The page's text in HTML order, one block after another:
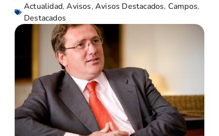
Actualidad,Avisos,Avisos Destacados, Campos,
Destacados